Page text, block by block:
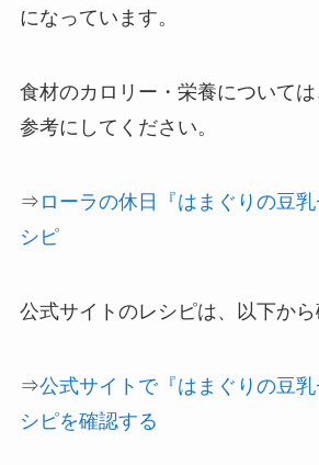
になっています。
食材のカロリー・栄養について
参考にしてください。
⇒ ローラの休日『はまぐりの豆
シピ
公式サイトのレシピは、以下から
⇒公式サイトで『はまぐりの豆
シピを確認する